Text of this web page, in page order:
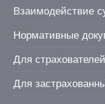
Взаимодействие
Нормативные
Для страхователей
Для